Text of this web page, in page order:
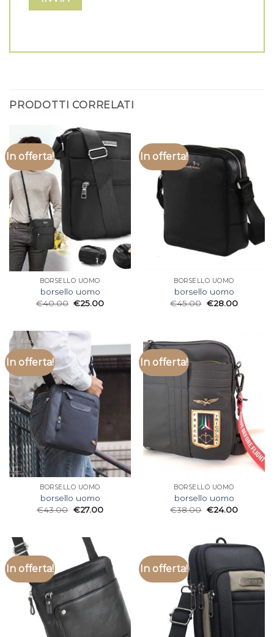
PRODOTTI CORRELATI
In offerta!
BORSELLO UOMO
borsello uomo
€40.00 €25.00
In offerta!
BORSELLO UOMO
borsello uomo
€45.00 €28.00
In offerta!
BORSELLO UOMO
borsello uomo
€43.00 €27.00
In offerta!
BORSELLO UOMO
borsello uomo
€38.00 €24.00
In offerta! In offerta!